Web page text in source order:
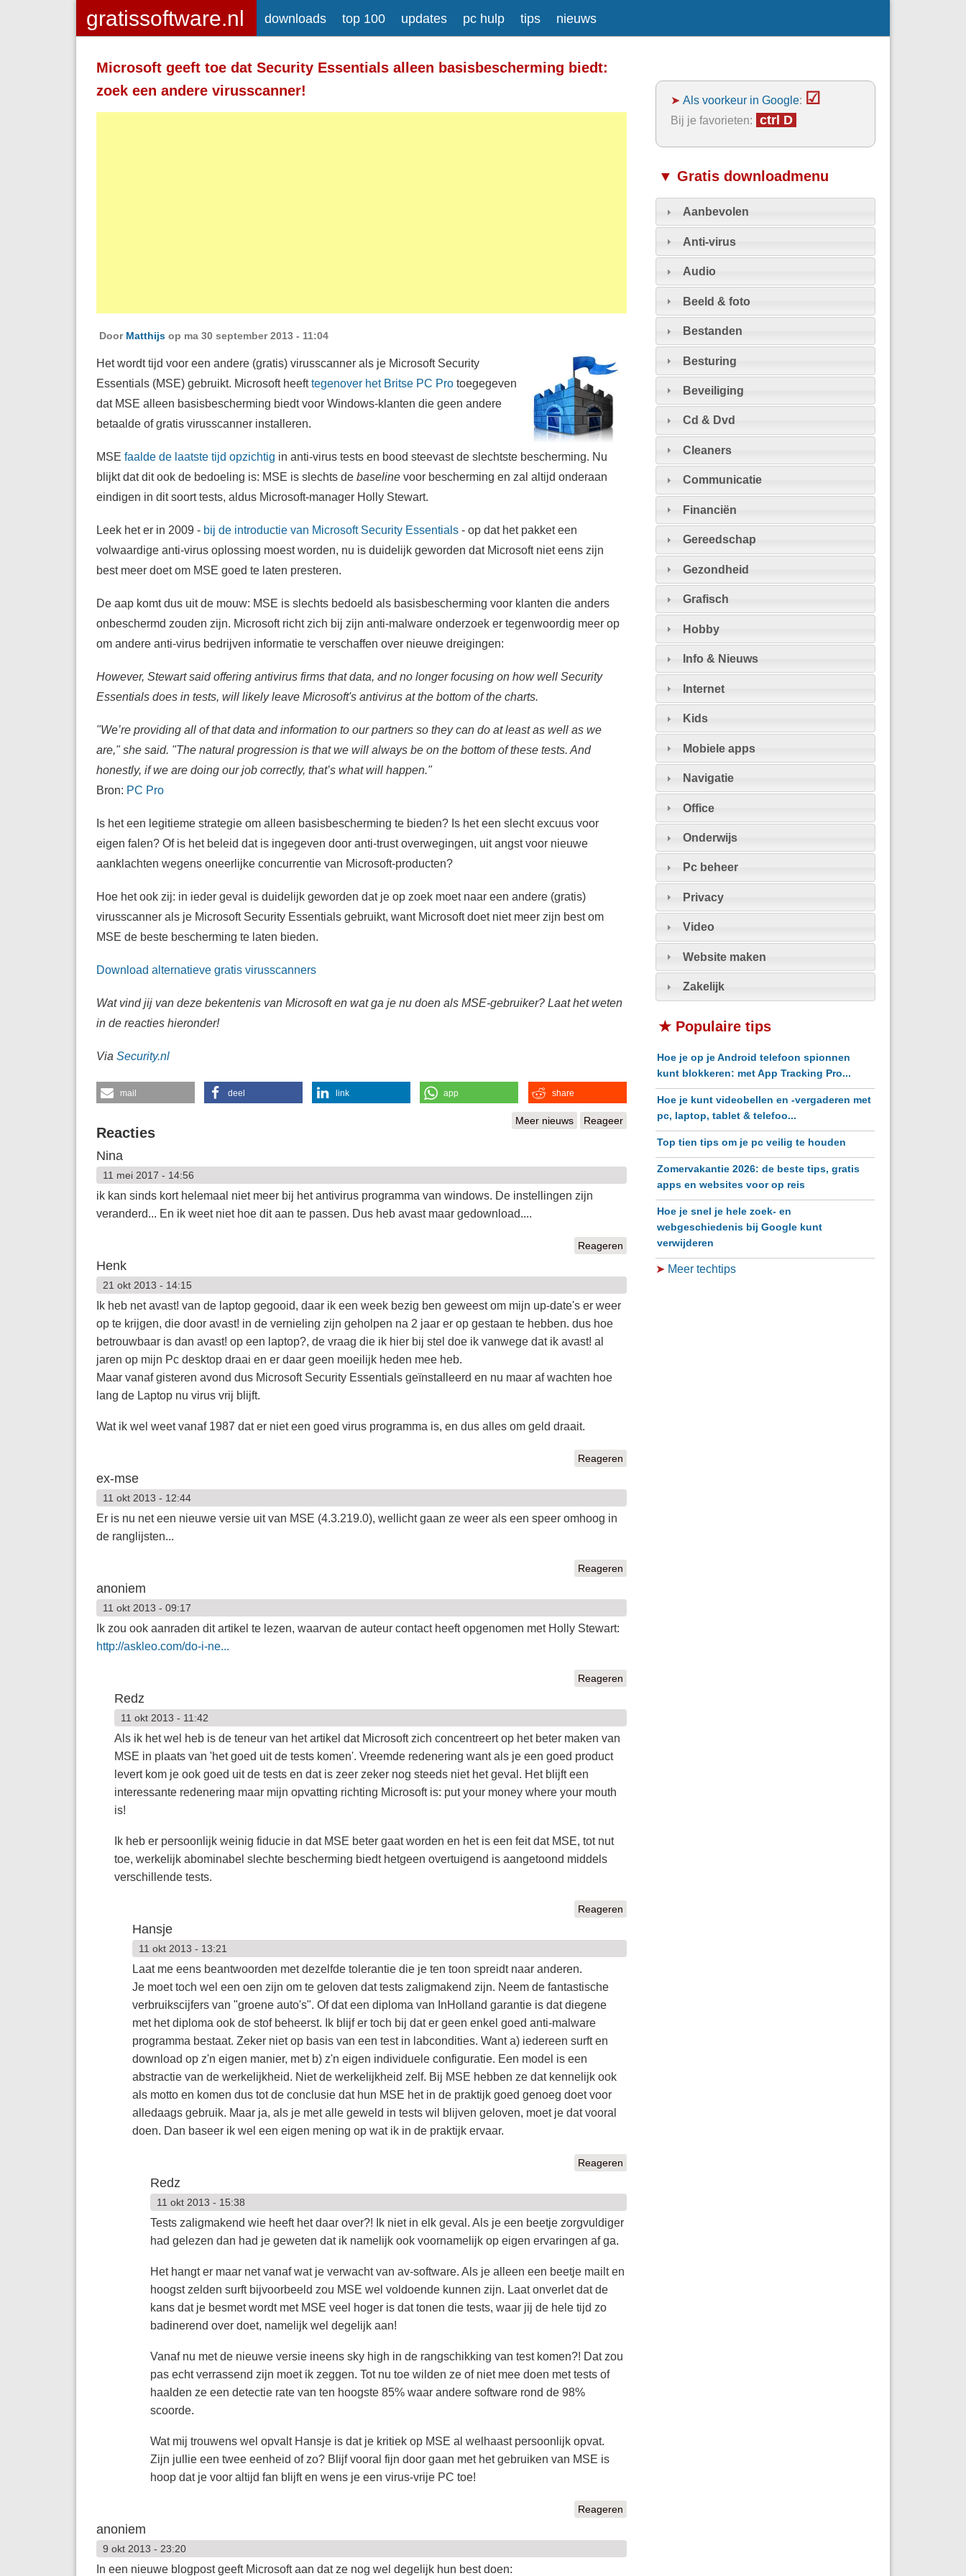
downloads top 100 updates pc hulp tips nieuws
Microsoft geeft toe dat Security Essentials alleen basisbescherming biedt:
zoek een andere virusscanner!
Door Matthijsop ma 30 september 2013 - 11:04
Het wordt tijd voor een andere (gratis) virusscanner als je Microsoft Security
Essentials (MSE) gebruikt. Microsoft heefttegenover het Britse PC Protoegegeven
dat MSE alleen basisbescherming biedt voor Windows-klanten die geen andere
betaalde of gratis virusscanner installeren.
MSE faalde de laatste tijd opzichtig in anti-virus tests en bood steevast de slechtste bescherming. Nu
blijkt dat dit ook de bedoeling is: MSE is slechts de baseline voor bescherming en zal altijd onderaan
eindigen in dit soort tests, aldus Microsoft-manager Holly Stewart.
Leek het er in 2009 - bij de introductie van Microsoft Security Essentials- op dat het pakket een
volwaardige anti-virus oplossing moest worden, nu is duidelijk geworden dat Microsoft niet eens zijn
best meer doet om MSE goed te laten presteren.
De aap komt dus uit de mouw: MSE is slechts bedoeld als basisbescherming voor klanten die anders
onbeschermd zouden zijn. Microsoft richt zich bij zijn anti-malware onderzoek er tegenwoordig meer op
om andere anti-virus bedrijven informatie te verschaffen over nieuwe dreigingen:
However, Stewart said offering antivirus firms that data, and no longer focusing on how well Security
Essentials does in tests, will likely leave Microsoft's antivirus at the bottom of the charts.
"We’re providing all of that data and information to our partners so they can do at least as well as we
are," she said. "The natural progression is that we will always be on the bottom of these tests. And
honestly, if we are doing our job correctly, that’s what will happen."
Bron: PC Pro
Is het een legitieme strategie om alleen basisbescherming te bieden? Is het een slecht excuus voor
eigen falen? Of is het beleid dat is ingegeven door anti-trust overwegingen, uit angst voor nieuwe
aanklachten wegens oneerlijke concurrentie van Microsoft-producten?
Hoe het ook zij: in ieder geval is duidelijk geworden dat je op zoek moet naar een andere (gratis)
virusscanner als je Microsoft Security Essentials gebruikt, want Microsoft doet niet meer zijn best om
MSE de beste bescherming te laten bieden.
Download alternatieve gratis virusscanners
Wat vind jij van deze bekentenis van Microsoft en wat ga je nu doen als MSE-gebruiker? Laat het weten
in de reacties hieronder!
Via Security.nl
mail deel link app share
Meer nieuws Reageer
Reacties
Nina
11 mei 2017 - 14:56
ik kan sinds kort helemaal niet meer bij het antivirus programma van windows. De instellingen zijn
veranderd... En ik weet niet hoe dit aan te passen. Dus heb avast maar gedownload....
Reageren
Henk
21 okt 2013 - 14:15
Ik heb net avast! van de laptop gegooid, daar ik een week bezig ben geweest om mijn up-date's er weer
op te krijgen, die door avast! in de vernieling zijn geholpen na 2 jaar er op gestaan te hebben. dus hoe
betrouwbaar is dan avast! op een laptop?, de vraag die ik hier bij stel doe ik vanwege dat ik avast! al
jaren op mijn Pc desktop draai en er daar geen moeilijk heden mee heb.
Maar vanaf gisteren avond dus Microsoft Security Essentials geïnstalleerd en nu maar af wachten hoe
lang de Laptop nu virus vrij blijft.
Wat ik wel weet vanaf 1987 dat er niet een goed virus programma is, en dus alles om geld draait.
Reageren
ex-mse
11 okt 2013 - 12:44
Er is nu net een nieuwe versie uit van MSE (4.3.219.0), wellicht gaan ze weer als een speer omhoog in
de ranglijsten...
Reageren
anoniem
11 okt 2013 - 09:17
Ik zou ook aanraden dit artikel te lezen, waarvan de auteur contact heeft opgenomen met Holly Stewart:
http://askleo.com/do-i-ne...
Reageren
Redz
11 okt 2013 - 11:42
Als ik het wel heb is de teneur van het artikel dat Microsoft zich concentreert op het beter maken van
MSE in plaats van 'het goed uit de tests komen'. Vreemde redenering want als je een goed product
levert kom je ook goed uit de tests en dat is zeer zeker nog steeds niet het geval. Het blijft een
interessante redenering maar mijn opvatting richting Microsoft is: put your money where your mouth
is!
Ik heb er persoonlijk weinig fiducie in dat MSE beter gaat worden en het is een feit dat MSE, tot nut
toe, werkelijk abominabel slechte bescherming biedt hetgeen overtuigend is aangetoond middels
verschillende tests.
Reageren
Hansje
11 okt 2013 - 13:21
Laat me eens beantwoorden met dezelfde tolerantie die je ten toon spreidt naar anderen.
Je moet toch wel een oen zijn om te geloven dat tests zaligmakend zijn. Neem de fantastische
verbruikscijfers van "groene auto's". Of dat een diploma van InHolland garantie is dat diegene
met het diploma ook de stof beheerst. Ik blijf er toch bij dat er geen enkel goed anti-malware
programma bestaat. Zeker niet op basis van een test in labcondities. Want a) iedereen surft en
download op z'n eigen manier, met b) z'n eigen individuele configuratie. Een model is een
abstractie van de werkelijkheid. Niet de werkelijkheid zelf. Bij MSE hebben ze dat kennelijk ook
als motto en komen dus tot de conclusie dat hun MSE het in de praktijk goed genoeg doet voor
alledaags gebruik. Maar ja, als je met alle geweld in tests wil blijven geloven, moet je dat vooral
doen. Dan baseer ik wel een eigen mening op wat ik in de praktijk ervaar.
Reageren
Redz
11 okt 2013 - 15:38
Tests zaligmakend wie heeft het daar over?! Ik niet in elk geval. Als je een beetje zorgvuldiger
had gelezen dan had je geweten dat ik namelijk ook voornamelijk op eigen ervaringen af ga.
Het hangt er maar net vanaf wat je verwacht van av-software. Als je alleen een beetje mailt en
hoogst zelden surft bijvoorbeeld zou MSE wel voldoende kunnen zijn. Laat onverlet dat de
kans dat je besmet wordt met MSE veel hoger is dat tonen die tests, waar jij de hele tijd zo
badinerend over doet, namelijk wel degelijk aan!
Vanaf nu met de nieuwe versie ineens sky high in de rangschikking van test komen?! Dat zou
pas echt verrassend zijn moet ik zeggen. Tot nu toe wilden ze of niet mee doen met tests of
haalden ze een detectie rate van ten hoogste 85% waar andere software rond de 98%
scoorde.
Wat mij trouwens wel opvalt Hansje is dat je kritiek op MSE al welhaast persoonlijk opvat.
Zijn jullie een twee eenheid of zo? Blijf vooral fijn door gaan met het gebruiken van MSE is
hoop dat je voor altijd fan blijft en wens je een virus-vrije PC toe!
Reageren
anoniem
9 okt 2013 - 23:20
In een nieuwe blogpost geeft Microsoft aan dat ze nog wel degelijk hun best doen:
Meer informatie over tekstopmaak
Toegelaten HTML-tags: <a> <em>
<strong> <br> <br /> <i> <b> <p>
Regels en alinea's worden automatisch gesplitst.
➤Als voorkeur in Google: ☑
Bij je favorieten: ctrl D
▼ Gratis downloadmenu
Aanbevolen
Anti-virus
Audio
Beeld & foto
Bestanden
Besturing
Beveiliging
Cd & Dvd
Cleaners
Communicatie
Financiën
Gereedschap
Gezondheid
Grafisch
Hobby
Info & Nieuws
Internet
Kids
Mobiele apps
Navigatie
Office
Onderwijs
Pc beheer
Privacy
Video
Website maken
Zakelijk
★ Populaire tips
Hoe je op je Android telefoon spionnen
kunt blokkeren: met App Tracking Pro...
Hoe je kunt videobellen en -vergaderen met
pc, laptop, tablet & telefoo...
Top tien tips om je pc veilig te houden
Zomervakantie 2026: de beste tips, gratis
apps en websites voor op reis
Hoe je snel je hele zoek- en
webgeschiedenis bij Google kunt
verwijderen
➤ Meer techtips